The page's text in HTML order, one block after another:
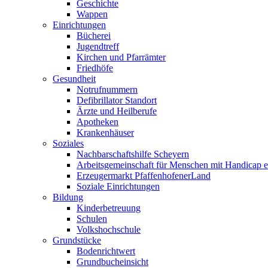
Geschichte
Wappen
Einrichtungen
Bücherei
Jugendtreff
Kirchen und Pfarrämter
Friedhöfe
Gesundheit
Notrufnummern
Defibrillator Standort
Ärzte und Heilberufe
Apotheken
Krankenhäuser
Soziales
Nachbarschaftshilfe Scheyern
Arbeitsgemeinschaft für Menschen mit Handicap
Erzeugermarkt PfaffenhofenerLand
Soziale Einrichtungen
Bildung
Kinderbetreuung
Schulen
Volkshochschule
Grundstücke
Bodenrichtwert
Grundbucheinsicht